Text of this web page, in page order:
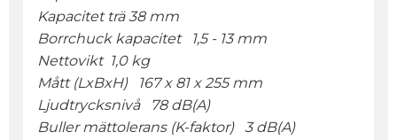
Kapacitet trä 38 mm
Borrchuck kapacitet 1,5 - 13 mm
Nettovikt 1,0 kg
Mått (LxBxH) 167 x 81 x 255 mm
Ljudtrycksnivå 78 dB(A)
Buller mättolerans (K-faktor) 3 dB(A)